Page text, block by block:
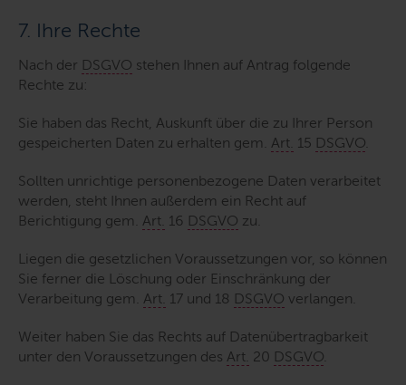
7. Ihre Rechte
Nach der DSGVO stehen Ihnen auf Antrag folgende
Rechte zu:
Sie haben das Recht, Auskunft über die zu Ihrer Person
gespeicherten Daten zu erhalten gem. Art. 15 DSGVO
Sollten unrichtige personenbezogene Daten verarbeitet
werden, steht Ihnen außerdem ein Recht auf
Berichtigung gem. Art. 16 DSGVO zu.
Liegen die gesetzlichen Voraussetzungen vor, so können
Sie ferner die Löschung oder Einschränkung der
Verarbeitung gem. Art. 17 und 18 DSGVO verlangen.
Weiter haben Sie das Rechts auf Datenübertragbarkeit
unter den Voraussetzungen des Art. 20 DSGVO